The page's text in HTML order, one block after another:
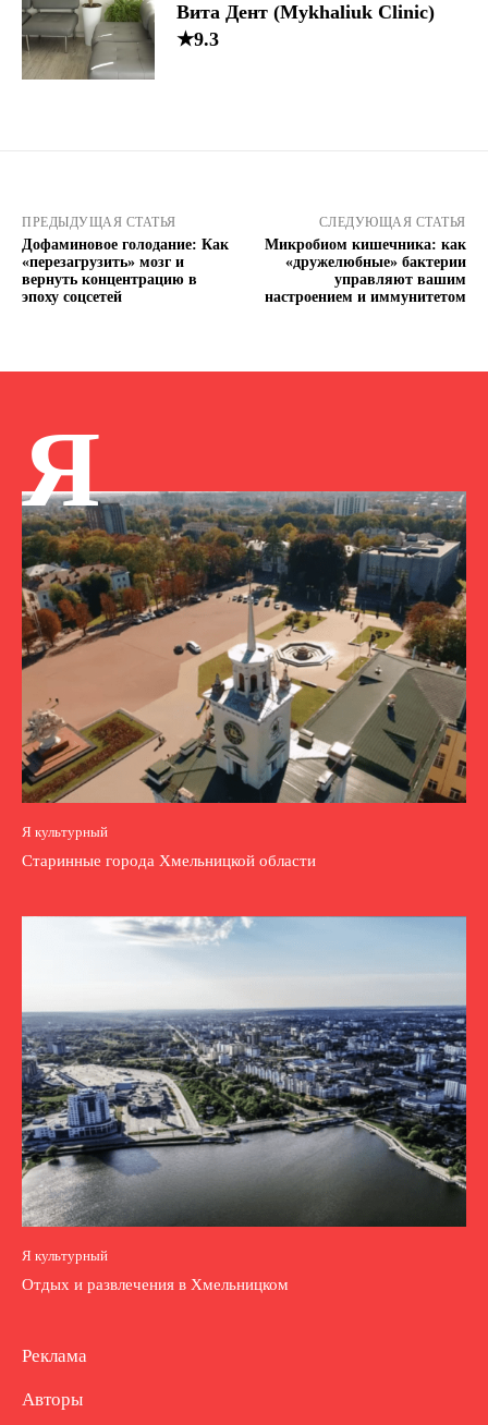
Вита Дент (Mykhaliuk Clinic)
★9.3
ПРЕДЫДУЩАЯ СТАТЬЯ
Дофаминовое голодание: Как
«перезагрузить» мозг и
вернуть концентрацию в
эпоху соцсетей
СЛЕДУЮЩАЯ СТАТЬЯ
Микробиом кишечника: как
«дружелюбные» бактерии
управляют вашим
настроением и иммунитетом
Я
Я культурный
Старинные города Хмельницкой области
Я культурный
Отдых и развлечения в Хмельницком
Реклама
Авторы